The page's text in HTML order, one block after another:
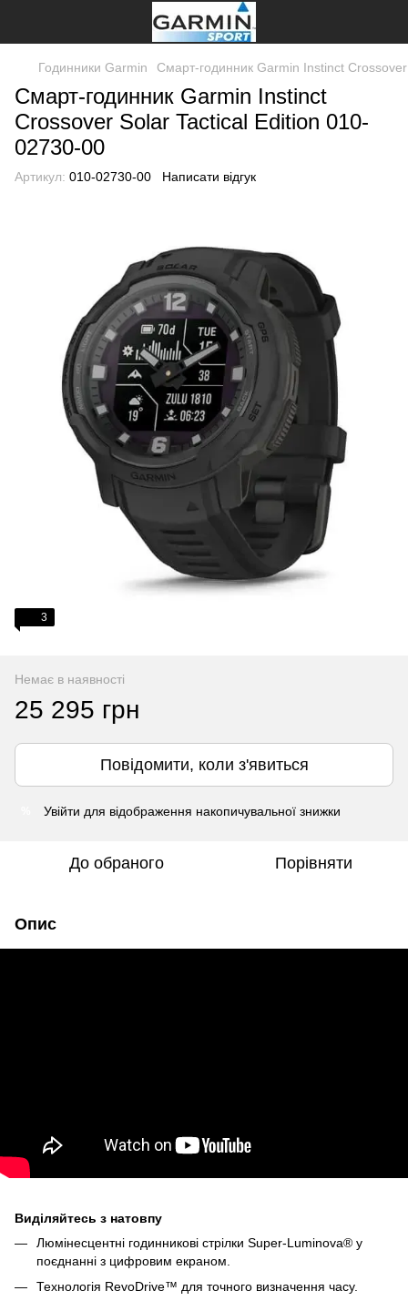
Годинники Garmin Смарт-годинник Garmin Instinct
Смарт-годинник Garmin Instinct
Crossover Solar Tactical Edition 010-
02730-00
Артикул: 010-02730-00 Написати відгук
3
Немає в наявності
25 295 грн
Повідомити, коли з'явиться
Увійти для відображення накопичувальної знижки
До обраного Порівняти
Опис
Виділяйтесь з натовпу
Люмінесцентні годинникові стрілки Super-Luminova® у
поєднанні з цифровим екраном.
Технологія RevoDrive™ для точного визначення часу.